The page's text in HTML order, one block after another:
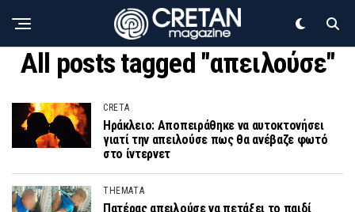
All posts tagged "απειλούσε"
CRETA
Ηράκλειο: Αποπειράθηκε να αυτοκτονήσει
γιατί την απειλούσε πως θα ανέβαζε φωτό
στο ίντερνετ
THEMATA
Πατέρας απειλούσε να πετάξει το παιδί